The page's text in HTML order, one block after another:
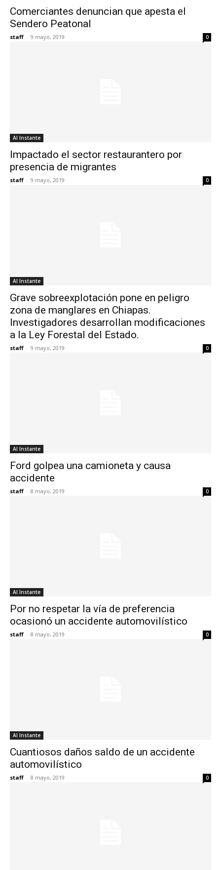
Comerciantes denuncian que apesta el
Sendero Peatonal
staff - 9 mayo, 2019 0
Al Instante
Impactado el sector restaurantero por
presencia de migrantes
staff - 9 mayo, 2019 0
Al Instante
Grave sobreexplotación pone en peligro
zona de manglares en Chiapas.
Investigadores desarrollan modificaciones
a la Ley Forestal del Estado.
staff - 9 mayo, 2019 0
Al Instante
Ford golpea una camioneta y causa
accidente
staff - 8 mayo, 2019 0
Al Instante
Por no respetar la vía de preferencia
ocasionó un accidente automovilístico
staff - 8 mayo, 2019 0
Al Instante
Cuantiosos daños saldo de un accidente
automovilístico
staff - 8 mayo, 2019 0